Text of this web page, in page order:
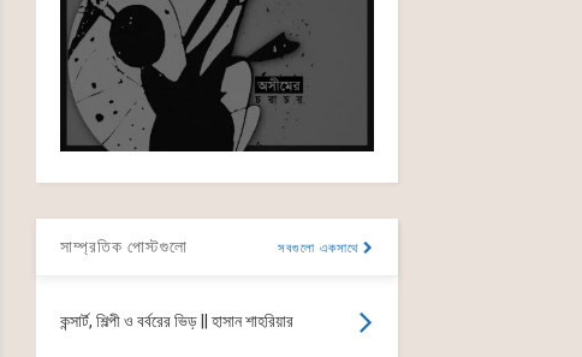
সাম্প্রতিক পোস্টগুলো সবগুলো একসাথে
কন্সার্ট, শিল্পী ও বর্বরের ভিড় || হাসান শাহরিয়ার